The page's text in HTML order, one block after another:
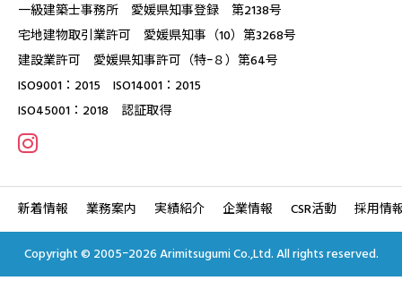
一級建築士事務所 愛媛県知事登録 第2138号
宅地建物取引業許可 愛媛県知事（10）第3268号
建設業許可 愛媛県知事許可（特ｰ８）第64号
ISO9001：2015 ISO14001：2015
ISO45001：2018 認証取得
新着情報 業務案内 実績紹介 企業情報 CSR活動 採用情
Copyright © 2005ｰ2026 Arimitsugumi Co.,Ltd. All rights reserved.